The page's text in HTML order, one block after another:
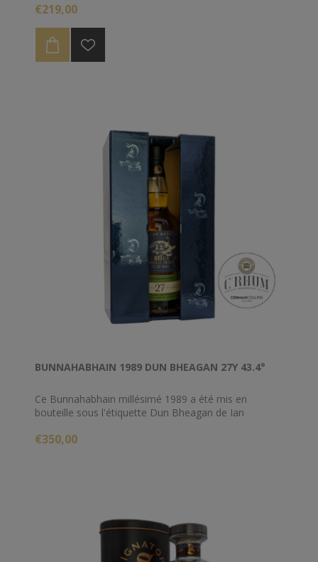
€219,00
BUNNAHABHAIN 1989 DUN BHEAGAN 27Y 43.4°
Ce Bunnahabhain millésimé 1989 a été mis en
bouteille sous l'étiquette Dun Bheagan de Ian
mûri dans un hogshead régulier qui a produit un
légèrement tourbé. Ian Macleod est une distillerie et
un embouteilleur privé.
€350,00